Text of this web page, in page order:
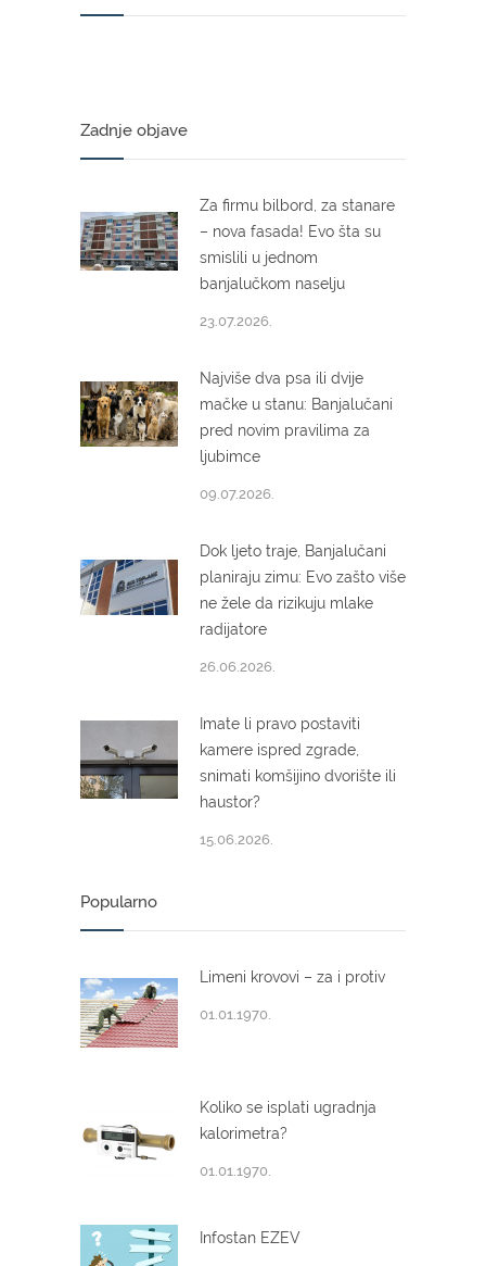
Zadnje objave
Za firmu bilbord, za stanare
– nova fasada! Evo šta su
smislili u jednom
banjalučkom naselju
23.07.2026.
Najviše dva psa ili dvije
mačke u stanu: Banjalučani
pred novim pravilima za
ljubimce
09.07.2026.
Dok ljeto traje, Banjalučani
planiraju zimu: Evo zašto više
ne žele da rizikuju mlake
radijatore
26.06.2026.
Imate li pravo postaviti
kamere ispred zgrade,
snimati komšijino dvorište ili
haustor?
15.06.2026.
Popularno
Limeni krovovi – za i protiv
01.01.1970.
Koliko se isplati ugradnja
kalorimetra?
01.01.1970.
Infostan EZEV